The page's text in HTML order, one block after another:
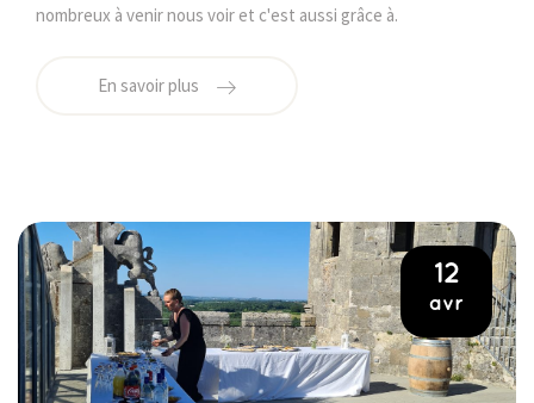
nombreux à venir nous voir et c'est aussi grâce à.
En savoir plus
12
avr